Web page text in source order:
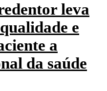
leva
e
a
da saúde